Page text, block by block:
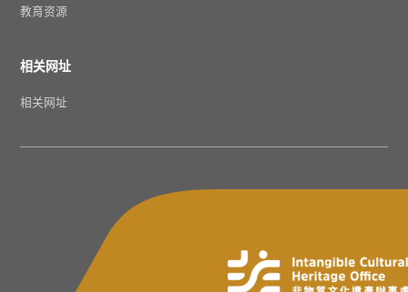
教育资源
相关网址
相关网址